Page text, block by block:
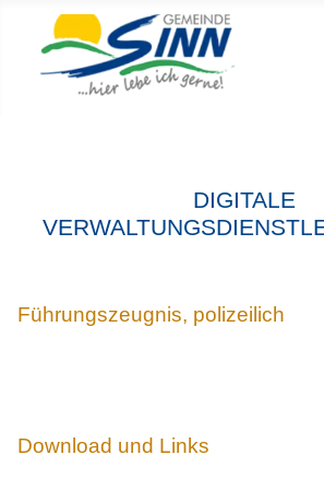
DIGITALE
Führungszeugnis, polizeilich
Download und Links